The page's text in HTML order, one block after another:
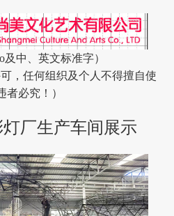
及中、英文标准字）
，任何组织及个人不得擅自使
者必究！）
厂生产车间展示